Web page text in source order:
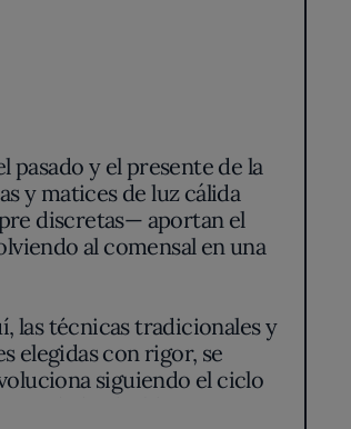
pasado y el presente de la
y matices de luz cálida
discretas— aportan el
al comensal en una
las técnicas tradicionales y
elegidas con rigor, se
siguiendo el ciclo